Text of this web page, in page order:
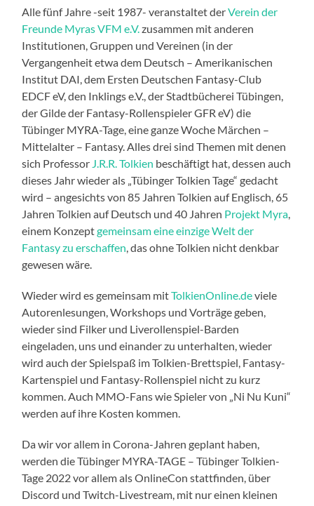
Alle fünf Jahre -seit 1987- veranstaltet derVerein der
Freunde Myras VFM e.V.zusammen mit anderen
Institutionen, Gruppen und Vereinen (in der
Vergangenheit etwa dem Deutsch – Amerikanischen
Institut DAI, dem Ersten Deutschen Fantasy-Club
EDCF eV, den Inklings e.V., der Stadtbücherei Tübingen,
der Gilde der Fantasy-Rollenspieler GFR eV) die
Tübinger MYRA-Tage, eine ganze Woche Märchen –
Mittelalter – Fantasy. Alles drei sind Themen mit denen
sich Professor J.R.R. Tolkien beschäftigt hat, dessen auch
dieses Jahr wieder als „Tübinger Tolkien Tage“ gedacht
wird – angesichts von 85 Jahren Tolkien auf Englisch, 65
Jahren Tolkien auf Deutsch und 40 Jahren Projekt Myra,
einem Konzeptgemeinsam eine einzige Welt der
Fantasy zu erschaffen, das ohne Tolkien nicht denkbar
gewesen wäre.
Wieder wird es gemeinsam mitTolkienOnline.deviele
Autorenlesungen, Workshops und Vorträge geben,
wieder sind Filker und Liverollenspiel-Barden
eingeladen, uns und einander zu unterhalten, wieder
wird auch der Spielspaß im Tolkien-Brettspiel, Fantasy-
Kartenspiel und Fantasy-Rollenspiel nicht zu kurz
kommen. Auch MMO-Fans wie Spieler von „Ni Nu Kuni“
werden auf ihre Kosten kommen.
Da wir vor allem in Corona-Jahren geplant haben,
werden die Tübinger MYRA-TAGE – Tübinger Tolkien-
Tage 2022 vor allem als OnlineCon stattfinden, über
Discord und Twitch-Livestream, mit nur einen kleinen